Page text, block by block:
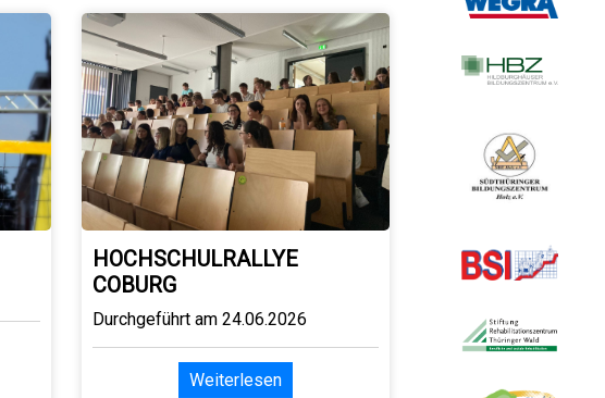
HOCHSCHULRALLYE
COBURG
Durchgeführt am 24.06.2026
Weiterlesen